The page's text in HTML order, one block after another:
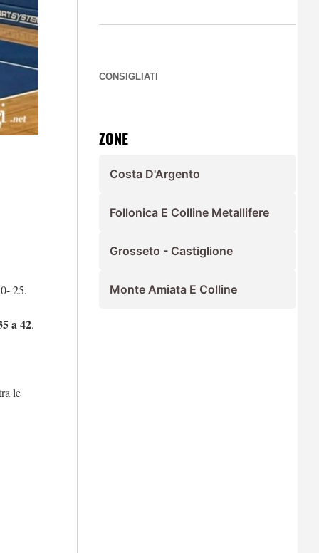
25.
a 42.
le
CONSIGLIATI
ZONE
Costa D'Argento
Follonica E Colline Metallifere
Grosseto - Castiglione
Monte Amiata E Colline